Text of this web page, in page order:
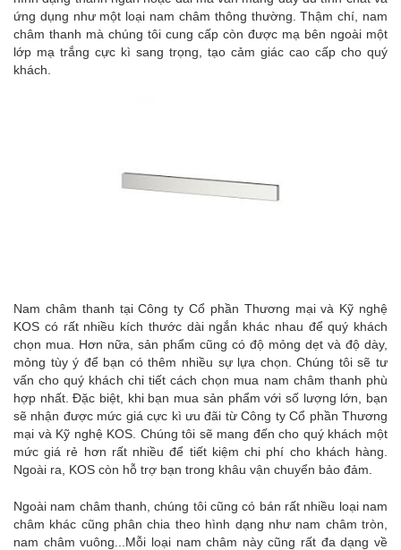
ứng dụng như một loại nam châm thông thường. Thậm chí, nam
châm thanh mà chúng tôi cung cấp còn được mạ bên ngoài một
lớp mạ trắng cực kì sang trọng, tạo cảm giác cao cấp cho quý
khách.
Nam châm thanh tại Công ty Cổ phần Thương mại và Kỹ nghệ
KOS có rất nhiều kích thước dài ngắn khác nhau để quý khách
chọn mua. Hơn nữa, sản phẩm cũng có độ mỏng dẹt và độ dày,
mỏng tùy ý để bạn có thêm nhiều sự lựa chọn. Chúng tôi sẽ tư
vấn cho quý khách chi tiết cách chọn mua nam châm thanh phù
hợp nhất. Đặc biệt, khi bạn mua sản phẩm với số lượng lớn, bạn
sẽ nhận được mức giá cực kì ưu đãi từ Công ty Cổ phần Thương
mại và Kỹ nghệ KOS. Chúng tôi sẽ mang đến cho quý khách một
mức giá rẻ hơn rất nhiều để tiết kiệm chi phí cho khách hàng.
Ngoài ra, KOS còn hỗ trợ bạn trong khâu vận chuyển bảo đảm.
Ngoài nam châm thanh, chúng tôi cũng có bán rất nhiều loại nam
châm khác cũng phân chia theo hình dạng như nam châm tròn,
nam châm vuông...Mỗi loại nam châm này cũng rất đa dạng về